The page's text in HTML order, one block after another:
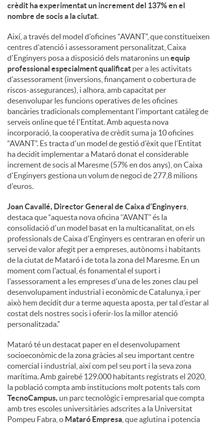
crèdit ha experimentat un increment del 137% en el
nombre de socis a la ciutat.
Així, a través del model d'oficines “AVANT”, que constitueixen
centres d'atenció i assessorament personalitzat, Caixa
d'Enginyers posa a disposició dels mataronins un equip
professional especialment qualificat per a les activitats
d'assessorament (inversions, finançament o cobertura de
riscos-assegurances), i alhora, amb capacitat per
desenvolupar les funcions operatives de les oficines
bancàries tradicionals complementant l'important catàleg de
serveis online que té l'Entitat. Amb aquesta nova
incorporació, la cooperativa de crèdit suma ja 10 oficines
“AVANT”. Es tracta d'un model de gestió d'èxit que l'Entitat
ha decidit implementar a Mataró donat el considerable
increment de socis al Maresme (57% en dos anys), on Caixa
d'Enginyers gestiona un volum de negoci de 277,8 milions
d'euros.
Joan Cavallé, Director General de Caixa d'Enginyers
destaca que “aquesta nova oficina ‘’AVANT’’ és la
consolidació d'un model basat en la multicanalitat, on els
professionals de Caixa d'Enginyers es centraran en oferir un
servei de valor afegit per a empreses, autònoms i habitants
de la ciutat de Mataró i de tota la zona del Maresme. En un
moment com l'actual, és fonamental el suport i
l'assessorament a les empreses d'una de les zones clau pel
desenvolupament industrial i econòmic de Catalunya, i per
això hem decidit dur a terme aquesta aposta, per tal d’estar al
costat dels nostres socis i oferir-los la millor atenció
personalitzada.”
Mataró té un destacat paper en el desenvolupament
socioeconòmic de la zona gràcies al seu important centre
comercial i industrial, així com pel seu port i la seva zona
marítima. Amb gairebé 129.000 habitants registrats el 2020,
la població compta amb institucions molt potents tals com
TecnoCampus, un parc tecnològic i empresarial que compta
amb tres escoles universitàries adscrites a la Universitat
Pompeu Fabra, o Mataró Empresa , que aglutina i potencia